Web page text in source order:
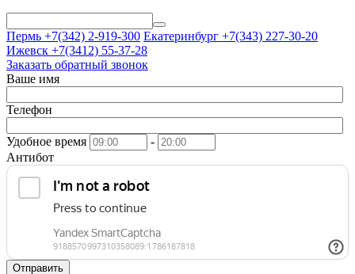
Пермь +7(342) 2-919-300 Екатеринбург +7(343) 227-30-20
Ижевск +7(3412) 55-37-28
Заказать обратный звонок
Ваше имя
Телефон
Удобное время
-
Антибот
Отправить